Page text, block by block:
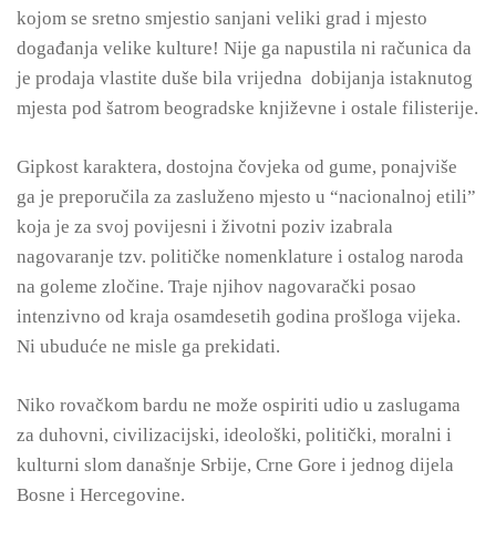
kojom se sretno smjestio sanjani veliki grad i mjesto
događanja velike kulture! Nije ga napustila ni računica da
je prodaja vlastite duše bila vrijedna dobijanja istaknutog
mjesta pod šatrom beogradske književne i ostale filisterije.
Gipkost karaktera, dostojna čovjeka od gume, ponajviše
ga je preporučila za zasluženo mjesto u “nacionalnoj etili”
koja je za svoj povijesni i životni poziv izabrala
nagovaranje tzv. političke nomenklature i ostalog naroda
na goleme zločine. Traje njihov nagovarački posao
intenzivno od kraja osamdesetih godina prošloga vijeka.
Ni ubuduće ne misle ga prekidati.
Niko rovačkom bardu ne može ospiriti udio u zaslugama
za duhovni, civilizacijski, ideološki, politički, moralni i
kulturni slom današnje Srbije, Crne Gore i jednog dijela
Bosne i Hercegovine.